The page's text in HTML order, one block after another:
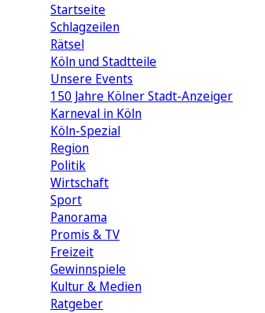
Startseite
Schlagzeilen
Rätsel
Köln und Stadtteile
Unsere Events
150 Jahre Kölner Stadt-Anzeiger
Karneval in Köln
Köln-Spezial
Region
Politik
Wirtschaft
Sport
Panorama
Promis & TV
Freizeit
Gewinnspiele
Kultur & Medien
Ratgeber